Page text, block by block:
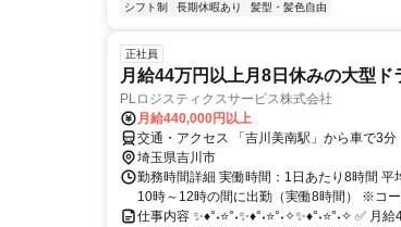
シフト制
長期休暇あり 髪型・髪色自由
正社員
月給44万円以上月8日休みの大型ド
PLロジスティクスサービス株式会社
月給440,000円以上
交通・アクセス 「吉川美南駅」から車で3分
埼玉県吉川市
勤務時間詳細 実働時間：1日あたり8時間 平
10時～12時の間に出勤（実働8時間） ※コ
仕事内容 ✨♦°˖⭐°˖✨♦°˖⭐°˖✧✨♦°˖⭐°˖✧ ✅